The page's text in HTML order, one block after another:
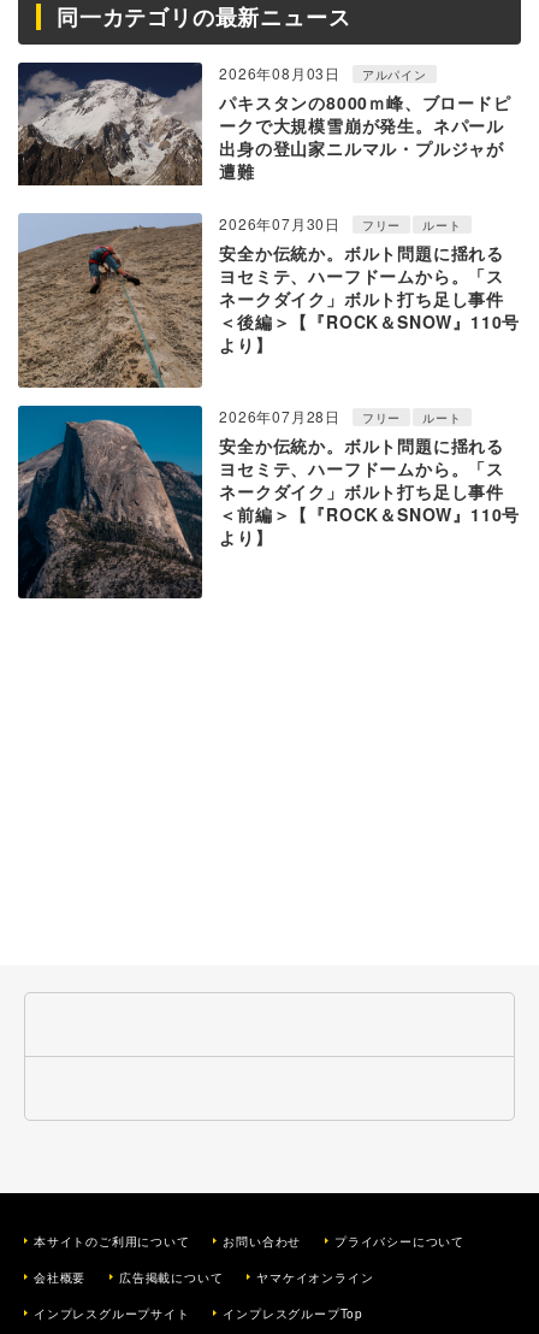
同一カテゴリの最新ニュース
2026年08月03日 アルパイン
パキスタンの8000ｍ峰、ブロードピ
ークで大規模雪崩が発生。ネパール
出身の登山家ニルマル・プルジャが
遭難
2026年07月30日 フリー ルート
安全か伝統か。ボルト問題に揺れる
ヨセミテ、ハーフドームから。「ス
ネークダイク」ボルト打ち足し事件
＜後編＞【『ROCK＆SNOW』110号
より】
2026年07月28日 フリー ルート
安全か伝統か。ボルト問題に揺れる
ヨセミテ、ハーフドームから。「ス
ネークダイク」ボルト打ち足し事件
＜前編＞【『ROCK＆SNOW』110号
より】
本サイトのご利用について お問い合わせ プライバシーについて
会社概要 広告掲載について ヤマケイオンライン
インプレスグループサイト インプレスグループTop